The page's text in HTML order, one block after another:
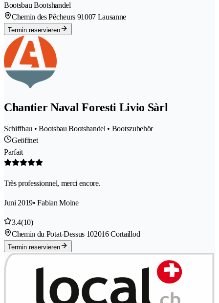
Bootsbau Bootshandel
Chemin des Pêcheurs 91007 Lausanne
Termin reservieren
Chantier Naval Foresti Livio Sàrl
Schiffbau • Bootsbau Bootshandel • Bootszubehör
Geöffnet
Parfait
Très professionnel, merci encore.
Juni 2019• Fabian Moine
3.4(10)
Chemin du Potat-Dessus 102016 Cortaillod
Termin reservieren